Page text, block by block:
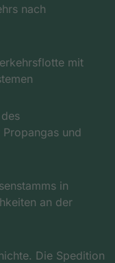
nach
mit
und
in
an der
Die Spedition